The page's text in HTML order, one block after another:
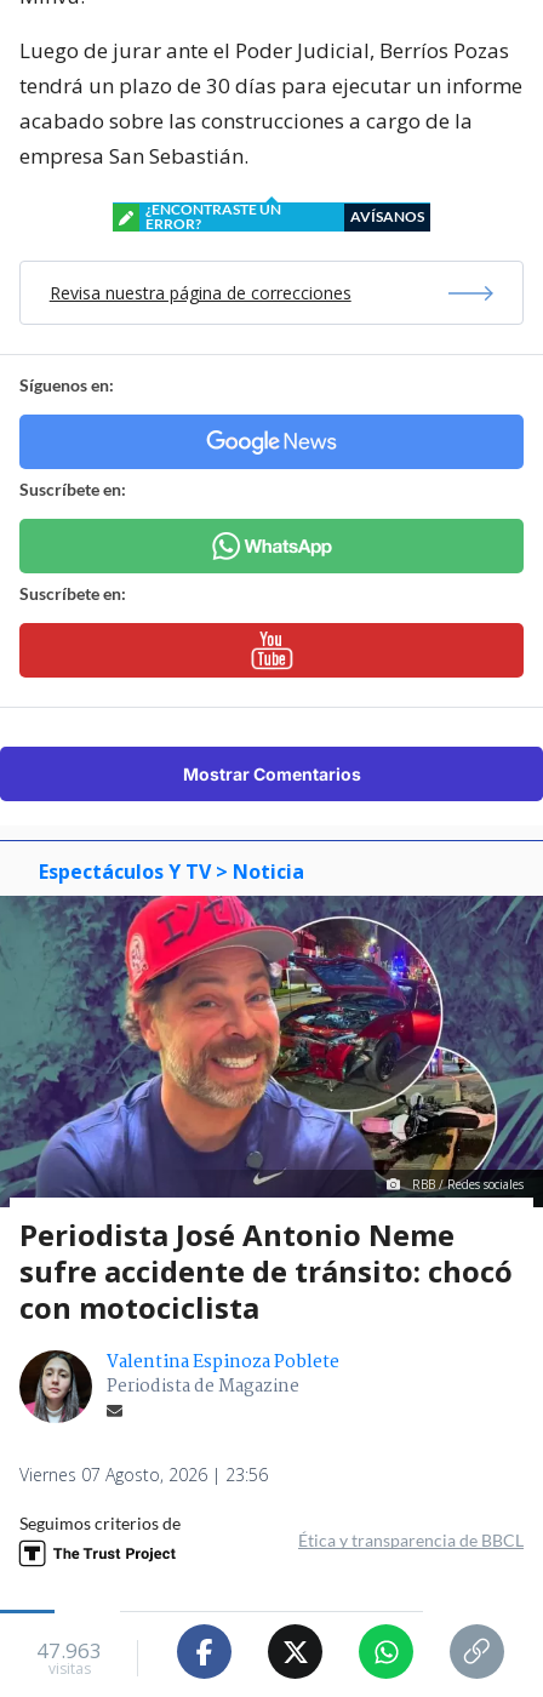
Luego de jurar ante el Poder Judicial, Berríos Pozas
tendrá un plazo de 30 días para ejecutar un informe
acabado sobre las construcciones a cargo de la
empresa San Sebastián.
¿ENCONTRASTE UN
ERROR?
AVÍSANOS
Revisa nuestra página de correcciones
Síguenos en:
Suscríbete en:
Suscríbete en:
Mostrar Comentarios
Espectáculos Y TV > Noticia
RBB / Redes sociales
Periodista José Antonio Neme
sufre accidente de tránsito: chocó
con motociclista
Valentina Espinoza Poblete
Periodista de Magazine
Viernes 07 Agosto, 2026 | 23:56
Seguimos criterios de
Ética y transparencia de BBCL
47.963
visitas